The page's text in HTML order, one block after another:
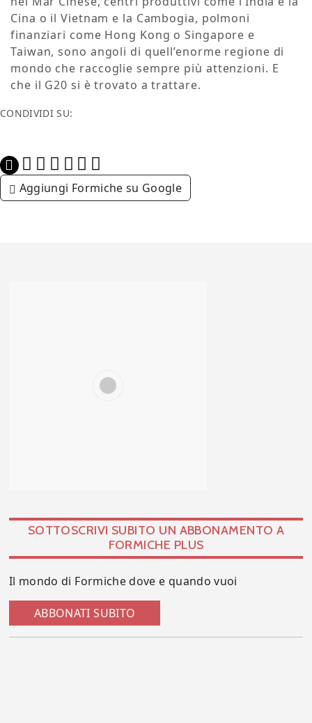
Cina o il Vietnam e la Cambogia, polmoni
finanziari come Hong Kong o Singapore e
Taiwan, sono angoli di quell’enorme regione di
mondo che raccoglie sempre più attenzioni. E
che il G20 si è trovato a trattare.
CONDIVIDI SU:
Aggiungi Formiche su Google
SOTTOSCRIVI SUBITO UN ABBONAMENTO A
FORMICHE PLUS
Il mondo di Formiche dove e quando vuoi
ABBONATI SUBITO